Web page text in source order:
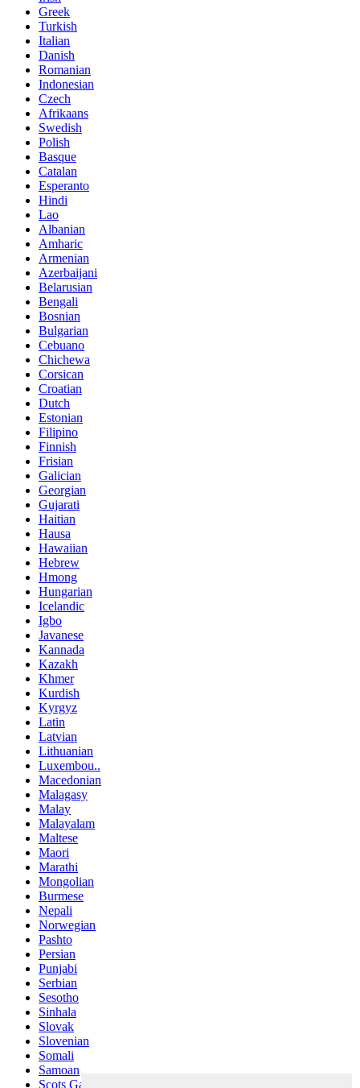
Greek
Turkish
Italian
Danish
Romanian
Indonesian
Czech
Afrikaans
Swedish
Polish
Basque
Catalan
Esperanto
Hindi
Lao
Albanian
Amharic
Armenian
Azerbaijani
Belarusian
Bengali
Bosnian
Bulgarian
Cebuano
Chichewa
Corsican
Croatian
Dutch
Estonian
Filipino
Finnish
Frisian
Galician
Georgian
Gujarati
Haitian
Hausa
Hawaiian
Hebrew
Hmong
Hungarian
Icelandic
Igbo
Javanese
Kannada
Kazakh
Khmer
Kurdish
Kyrgyz
Latin
Latvian
Lithuanian
Luxembou..
Macedonian
Malagasy
Malay
Malayalam
Maltese
Maori
Marathi
Mongolian
Burmese
Nepali
Norwegian
Pashto
Persian
Punjabi
Serbian
Sesotho
Sinhala
Slovak
Slovenian
Somali
Samoan
Scots Gaelic